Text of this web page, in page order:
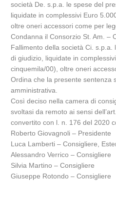
società De. s.p.a. le spese del
liquidate in complessivi Euro
oltre oneri accessori come per
Condanna il Consorzio St. Am. –
Fallimento della società Ci.
di giudizio, liquidate in
cinquemila/00), oltre oneri
Ordina che la presente sentenza
amministrativa.
Così deciso nella camera di
svoltasi da remoto ai sensi
convertito con l. n. 176 del 2020
Roberto Giovagnoli – Presidente
Luca Lamberti – Consigliere,
Alessandro Verrico – Consigliere
Silvia Martino – Consigliere
Giuseppe Rotondo – Consigliere